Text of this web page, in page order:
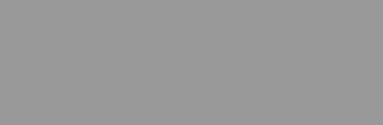
Стоимость золота к декабрю
долларов за тройскую унцию,